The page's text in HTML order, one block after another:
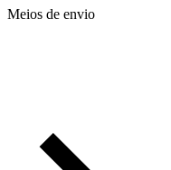
Meios de envio